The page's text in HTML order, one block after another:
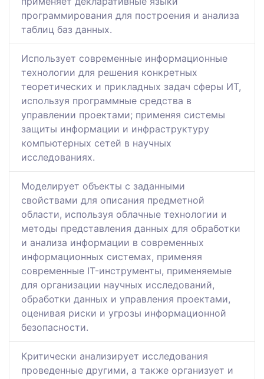
программирования для построения и анализа
таблиц баз данных.
Использует современные информационные
технологии для решения конкретных
теоретических и прикладных задач сферы ИТ,
используя программные средства в
управлении проектами; применяя системы
защиты информации и инфраструктуру
компьютерных сетей в научных
исследованиях.
Моделирует объекты с заданными
свойствами для описания предметной
области, используя облачные технологии и
методы представления данных для обработки
и анализа информации в современных
информационных системах, применяя
современные IT-инструменты, применяемые
для организации научных исследований,
обработки данных и управления проектами,
оценивая риски и угрозы информационной
безопасности.
Критически анализирует исследования
проведенные другими, а также организует и